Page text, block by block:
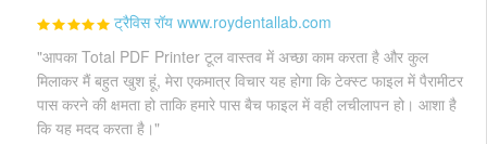
ट्रैविस रॉय www.roydentallab.com
"आपका Total PDF Printer टूल वास्तव में अच्छा काम करता है और कुल
मिलाकर मैं बहुत खुश हूं, मेरा एकमात्र विचार यह होगा कि टेक्स्ट फाइल में पैरामीटर
पास करने की क्षमता हो ताकि हमारे पास बैच फाइल में वही लचीलापन हो। आशा है
कि यह मदद करता है।"